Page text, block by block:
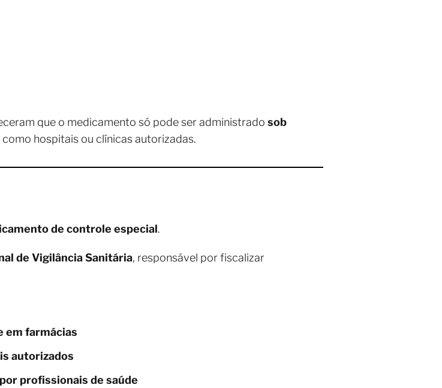
que o medicamento só pode ser administrado sob
como hospitais ou clínicas autorizadas.
de controle especial.
de Vigilância Sanitária, responsável por fiscalizar
em farmácias
autorizados
profissionais de saúde